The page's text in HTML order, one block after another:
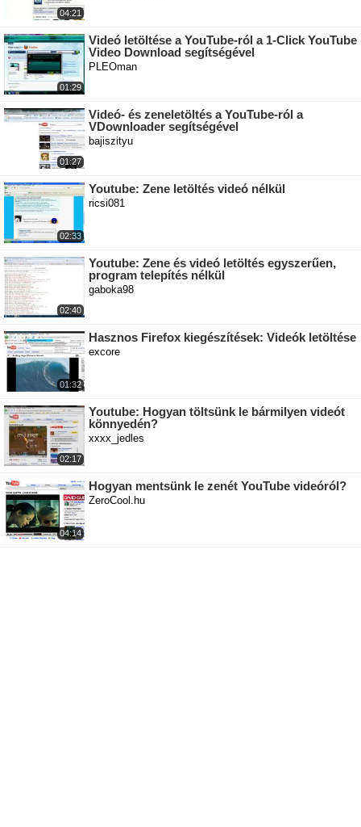
04:21
01:29
Videó letöltése a YouTube-ról a 1-Click YouTube
Video Download segítségével
PLEOman
01:27
Videó- és zeneletöltés a YouTube-ról a
VDownloader segítségével
bajiszityu
02:33
Youtube: Zene letöltés videó nélkül
ricsi081
02:40
Youtube: Zene és videó letöltés egyszerűen,
program telepítés nélkül
gaboka98
01:32
Hasznos Firefox kiegészítések: Videók letöltése
excore
02:17
Youtube: Hogyan töltsünk le bármilyen videót
könnyedén?
xxxx_jedles
04:14
Hogyan mentsünk le zenét YouTube videóról?
ZeroCool.hu